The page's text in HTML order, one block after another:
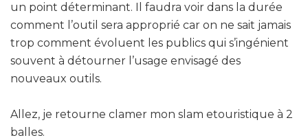
un point déterminant. Il faudra voir dans la durée
comment l’outil sera approprié car on ne sait jamais
trop comment évoluent les publics qui s’ingénient
souvent à détourner l’usage envisagé des
nouveaux outils.
Allez, je retourne clamer mon slam etouristique à 2
balles.